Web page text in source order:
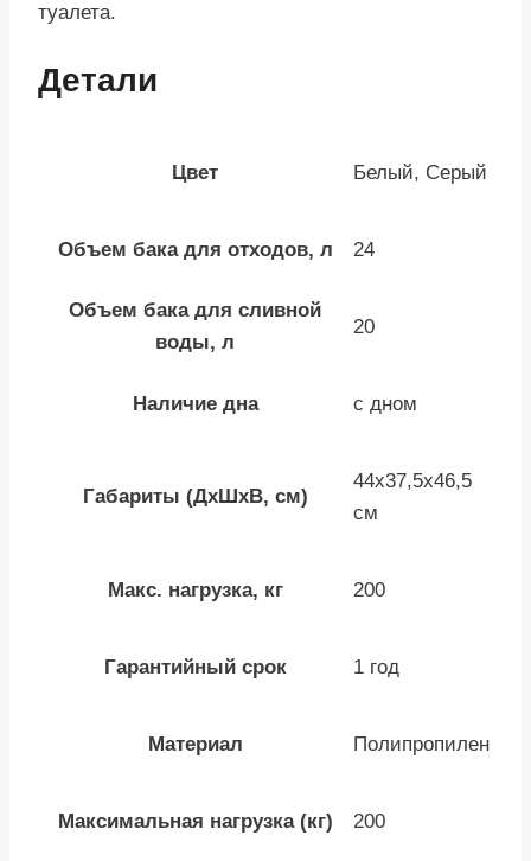
туалета.
Детали
Цвет Белый, Серый
Объем бака для отходов, л 24
Объем бака для сливной
воды, л
20
Наличие дна с дном
Габариты (ДхШхВ, см)
44х37,5х46,5
см
Макс. нагрузка, кг 200
Гарантийный срок 1 год
Материал Полипропилен
Максимальная нагрузка (кг) 200